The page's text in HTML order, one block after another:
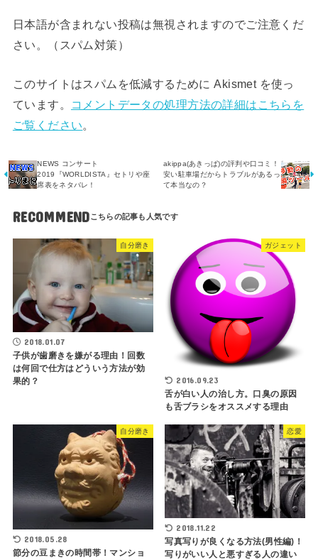
日本語が含まれない投稿は無視されますのでご注意くだ
さい。（スパム対策）
このサイトはスパムを低減するために Akismet を使っ
ています。
コメントデータの処理方法の詳細はこちらを
ご覧ください。
NEWS コンサート
2019『WORLDISTA』セトリや座
席表をネタバレ！
akippa(あきっぱ)の評判や口コミ！
安い駐車場だからトラブルがあるっ
て本当なの？
RECOMMEND
自分磨き
2018.01.07
子供が歯磨きを嫌がる理由！回数
は何回で仕方はどういう方法が効
果的？
ガジェット
2016.09.23
舌が白い人の治し方。口臭の原因
も舌ブラシをオススメする理由
自分磨き
2018.05.28
節分の豆まきの時間帯！マンショ
恋愛
2018.11.22
写真写りが良くなる方法(男性編)！
写りがいい人と悪すぎる人の違い